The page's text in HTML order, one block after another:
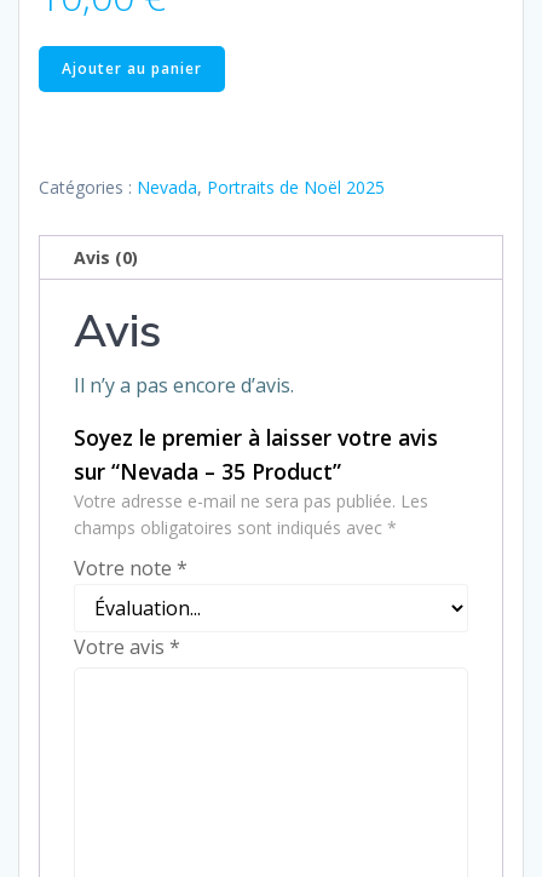
quantité
de
35
Ajouter au panier
Catégories : Nevada, Portraits de Noël 2025
Avis (0)
Avis
Il n’y a pas encore d’avis.
Soyez le premier à laisser votre avis
sur “Nevada – 35 Product”
Votre adresse e-mail ne sera pas publiée. Les
champs obligatoires sont indiqués avec *
Votre note *
Votre avis *